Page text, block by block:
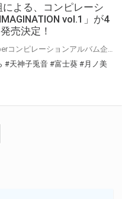
による、コンピレーシ
vol.1」が4
売決定！
#天神子兎音 #富士葵 #月ノ美